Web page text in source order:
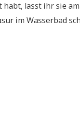
lasst ihr sie
im Wasserbad